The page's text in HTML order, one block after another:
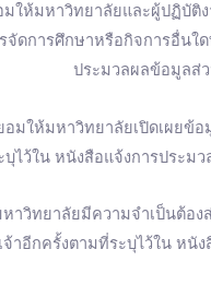
มให้มหาวิทยาลัยและผู้ปฏิบัติ
จัดการศึกษาหรือกิจการอื่นใ
ประมวลผลข้อมูลส่
อมให้มหาวิทยาลัยเปิดเผยข้
บุไว้ใน หนังสือแจ้งการประ
าวิทยาลัยมีความจำเป็นต้อ
าอีกครั้งตามที่ระบุไว้ใน หนั